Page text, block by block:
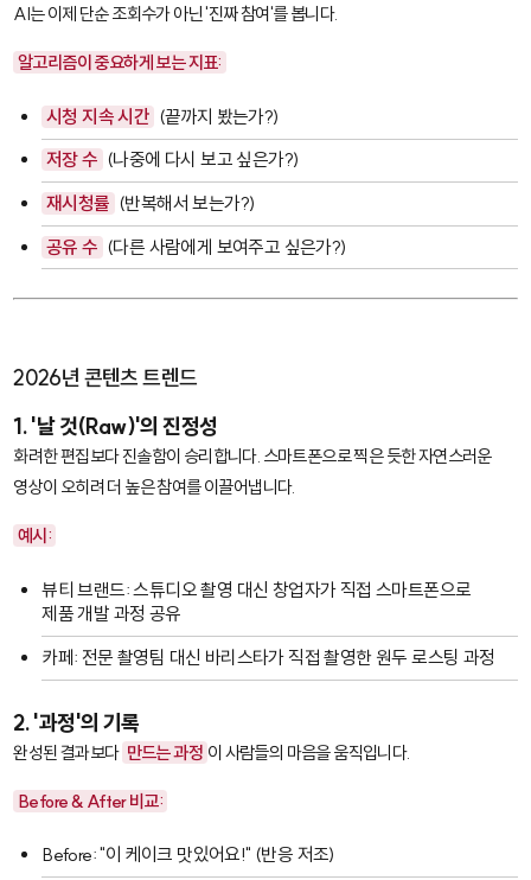
AI는 이제 단순 조회수가 아닌 '진짜 참여'를 봅니다.
알고리즘이 중요하게 보는 지표:
시청 지속 시간 (끝까지 봤는가?)
저장 수 (나중에 다시 보고 싶은가?)
재시청률 (반복해서 보는가?)
공유 수 (다른 사람에게 보여주고 싶은가?)
2026년 콘텐츠 트렌드
1. '날 것(Raw)'의 진정성
화려한 편집보다 진솔함이 승리합니다. 스마트폰으로 찍은 듯한 자연스러운
영상이 오히려 더 높은 참여를 이끌어냅니다.
예시:
뷰티 브랜드: 스튜디오 촬영 대신 창업자가 직접 스마트폰으로
제품 개발 과정 공유
카페: 전문 촬영팀 대신 바리스타가 직접 촬영한 원두 로스팅 과정
2. '과정'의 기록
완성된 결과보다 만드는 과정 이 사람들의 마음을 움직입니다.
Before & After 비교:
Before: "이 케이크 맛있어요!" (반응 저조)